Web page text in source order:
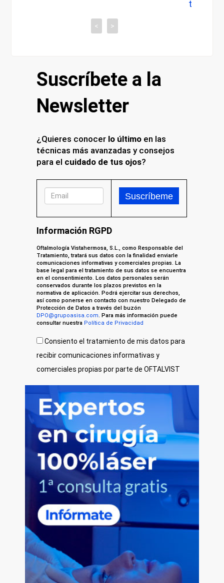
< >
Suscríbete a la
Newsletter
¿Quieres conocer lo último en las
técnicas más avanzadas y consejos
para el cuidado de tus ojos?
Información RGPD
Oftalmología Vistahermosa, S.L., como Responsable del
Tratamiento, tratará sus datos con la finalidad enviarle
comunicaciones informativas y comerciales propias. La
base legal para el tratamiento de sus datos se encuentra
en el consentimiento. Los datos personales serán
conservados durante los plazos previstos en la
normativa de aplicación. Podrá ejercitar sus derechos,
así como ponerse en contacto con nuestro Delegado de
Protección de Datos a través del buzón
DPO@grupoasisa.com. Para más información puede
consultar nuestra Política de Privacidad
Consiento el tratamiento de mis datos para
recibir comunicaciones informativas y
comerciales propias por parte de OFTALVIST